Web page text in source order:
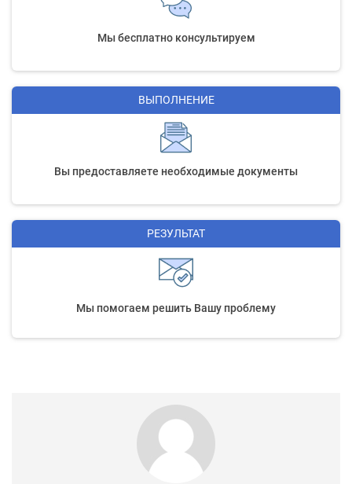
Мы бесплатно консультируем
ВЫПОЛНЕНИЕ
Вы предоставляете необходимые документы
РЕЗУЛЬТАТ
Мы помогаем решить Вашу проблему